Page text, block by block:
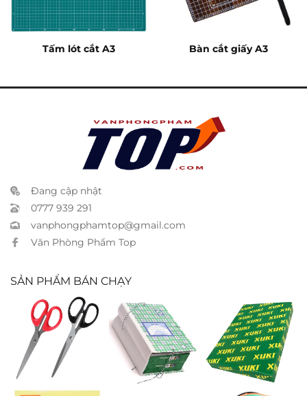
Tấm lót cắt A3 Bàn cắt giấy A3
Đang cập nhật
0777 939 291
vanphongphamtop@gmail.com
Văn Phòng Phẩm Top
SẢN PHẨM BÁN CHẠY
Kéo trung –
S0183
Bìa 3 dây 15cm
Giấy Xuki A4
70